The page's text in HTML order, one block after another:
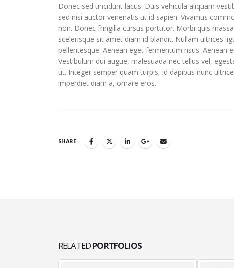
Donec sed tincidunt lacus. Duis vehicula aliquam
sed nisi auctor venenatis ut id sapien. Vivamus
non. Donec fringilla cursus porttitor. Morbi quis
scelerisque sit amet diam id blandit. Nullam ultrices
pellentesque. Aenean eget fermentum risus. Aenean
Vestibulum dui augue, malesuada nec tellus vel,
ut. Integer semper quam turpis, id dapibus nunc
imperdiet diam a, ornare eros.
SHARE
RELATEDPORTFOLIOS